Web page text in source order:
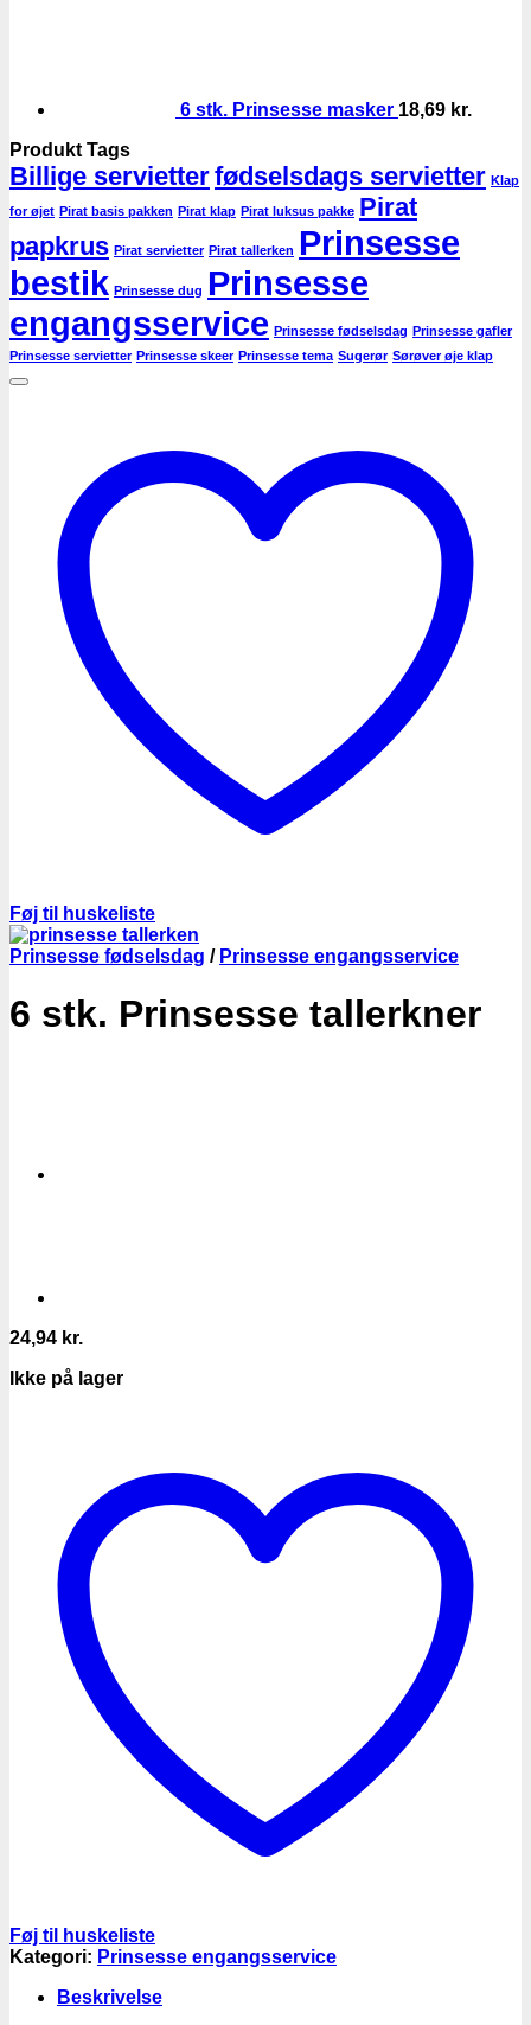
6 stk. Prinsesse masker 18,69 kr.
Produkt Tags
Billige servietterfødselsdags servietter Klap
for øjet Pirat basis pakken Pirat klap Pirat luksus pakke Pirat
papkrus Pirat servietter Pirat tallerken Prinsesse
bestik Prinsesse dug Prinsesse
engangsservice Prinsesse fødselsdag Prinsesse gafler
Prinsesse servietter Prinsesse skeer Prinsesse tema Sugerør Sørøver øje klap
Føj til huskeliste
Prinsesse fødselsdag / Prinsesse engangsservice
6 stk. Prinsesse tallerkner
24,94 kr.
Ikke på lager
Føj til huskeliste
Kategori: Prinsesse engangsservice
Beskrivelse